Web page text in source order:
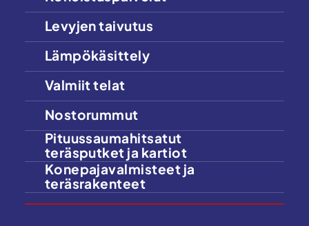
Levyjen taivutus
Lämpökäsittely
Valmiit telat
Nostorummut
Pituussaumahitsatut
teräsputket ja kartiot
Konepajavalmisteet ja
teräsrakenteet